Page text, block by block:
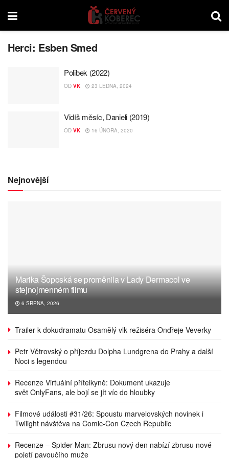
Herci: Esben Smed
Polibek (2022)
OD VK 23 LEDNA, 2024
Vidíš měsíc, Danieli (2019)
OD VK 16 ÚNORA, 2020
Nejnovější
Marika Šoposká se proměnila v Lady Dermacol ve
stejnojmenném filmu
6 SRPNA, 2026
Trailer k dokudramatu Osamělý vlk režiséra Ondřeje Veverky
Petr Větrovský o příjezdu Dolpha Lundgrena do Prahy a další
Noci s legendou
Recenze Virtuální přítelkyně: Dokument ukazuje
svět OnlyFans, ale bojí se jít víc do hloubky
Filmové události #31/26: Spoustu marvelovských novinek i
Twilight návštěva na Comic-Con Czech Republic
Recenze – Spider-Man: Zbrusu nový den nabízí zbrusu nové
pojetí pavoučího muže